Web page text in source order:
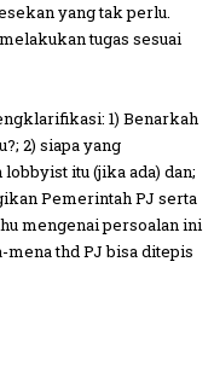
yang tak perlu.
tugas sesuai
1) Benarkah
2) siapa yang
itu (jika ada) dan;
Pemerintah PJ serta
mengenai persoalan ini
mena thd PJ bisa ditepis